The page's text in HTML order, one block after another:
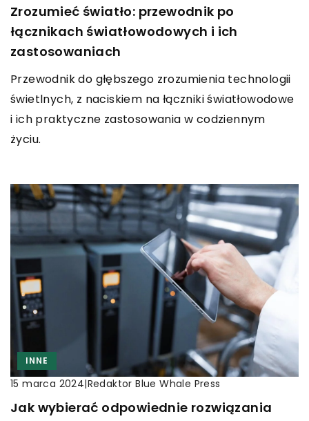
Zrozumieć światło: przewodnik po
łącznikach światłowodowych i ich
zastosowaniach
Przewodnik do głębszego zrozumienia technologii
świetlnych, z naciskiem na łączniki światłowodowe
i ich praktyczne zastosowania w codziennym
życiu.
INNE
15 marca 2024|Redaktor Blue Whale Press
Jak wybierać odpowiednie rozwiązania